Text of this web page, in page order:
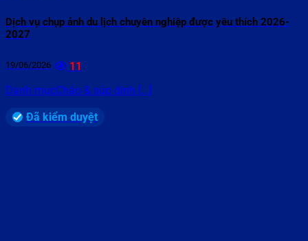
Dịch vụ chụp ảnh du lịch chuyên nghiệp được yêu thích 2026-
2027
19/06/2026
11
Danh mụcCháo & súp dinh [...]
Đã kiểm duyệt